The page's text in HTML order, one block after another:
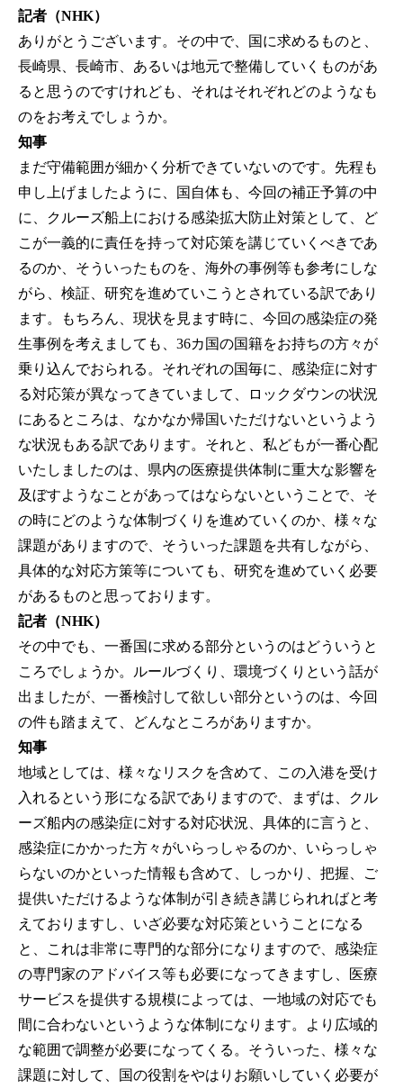
記者（NHK）
ありがとうございます。その中で、国に求めるものと、
長崎県、長崎市、あるいは地元で整備していくものがあ
ると思うのですけれども、それはそれぞれどのようなも
のをお考えでしょうか。
知事
まだ守備範囲が細かく分析できていないのです。先程も
申し上げましたように、国自体も、今回の補正予算の中
に、クルーズ船上における感染拡大防止対策として、ど
こが一義的に責任を持って対応策を講じていくべきであ
るのか、そういったものを、海外の事例等も参考にしな
がら、検証、研究を進めていこうとされている訳であり
ます。もちろん、現状を見ます時に、今回の感染症の発
生事例を考えましても、36カ国の国籍をお持ちの方々が
乗り込んでおられる。それぞれの国毎に、感染症に対す
る対応策が異なってきていまして、ロックダウンの状況
にあるところは、なかなか帰国いただけないというよう
な状況もある訳であります。それと、私どもが一番心配
いたしましたのは、県内の医療提供体制に重大な影響を
及ぼすようなことがあってはならないということで、そ
の時にどのような体制づくりを進めていくのか、様々な
課題がありますので、そういった課題を共有しながら、
具体的な対応方策等についても、研究を進めていく必要
があるものと思っております。
記者（NHK）
その中でも、一番国に求める部分というのはどういうと
ころでしょうか。ルールづくり、環境づくりという話が
出ましたが、一番検討して欲しい部分というのは、今回
の件も踏まえて、どんなところがありますか。
知事
地域としては、様々なリスクを含めて、この入港を受け
入れるという形になる訳でありますので、まずは、クル
ーズ船内の感染症に対する対応状況、具体的に言うと、
感染症にかかった方々がいらっしゃるのか、いらっしゃ
らないのかといった情報も含めて、しっかり、把握、ご
提供いただけるような体制が引き続き講じられればと考
えておりますし、いざ必要な対応策ということになる
と、これは非常に専門的な部分になりますので、感染症
の専門家のアドバイス等も必要になってきますし、医療
サービスを提供する規模によっては、一地域の対応でも
間に合わないというような体制になります。より広域的
な範囲で調整が必要になってくる。そういった、様々な
課題に対して、国の役割をやはりお願いしていく必要が